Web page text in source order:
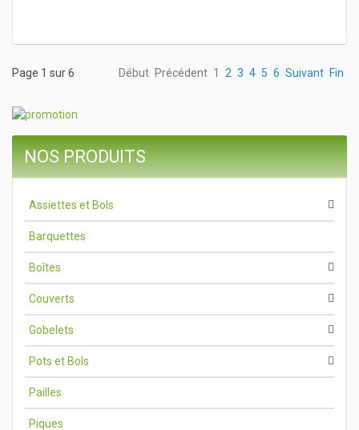
Début Précédent 1 2 3 4 5 6 Suivant Fin
Page 1 sur 6
NOS PRODUITS
Assiettes et Bols
Barquettes
Boîtes
Couverts
Gobelets
Pots et Bols
Pailles
Piques